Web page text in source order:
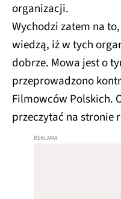
organizacji.
Wychodzi zatem na
wiedzą, iż w tych
dobrze. Mowa jest o
przeprowadzono
Filmowców Polskich.
przeczytać na stronie